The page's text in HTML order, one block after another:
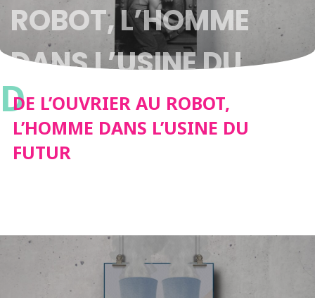
ROBOT, L’HOMME
DANS L’USINE DU
FUTUR
DDE L’OUVRIER AU ROBOT,
L’HOMME DANS L’USINE DU
FUTUR